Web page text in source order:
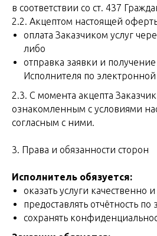
в соответствии со ст. 437
2.2. Акцептом настоящей
оплата Заказчиком услуг
либо
отправка заявки и
Исполнителя по электронной
2.3. С момента акцепта Заказчик
ознакомленным с условиями
согласным с ними.
3. Права и обязанности сторон
Исполнитель обязуется:
оказать услуги качественно
предоставлять отчётность по
сохранять